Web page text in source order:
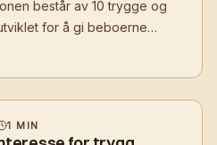
består av 10 trygge og
for å gi beboerne
tilgang til sykkelparkering i
1 MIN